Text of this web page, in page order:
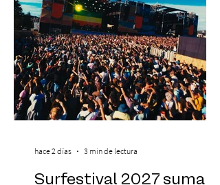
que albergará durante dos jornadas una
pro
Surfestival 2027 suma a
hace 2 días 3 min de lectura